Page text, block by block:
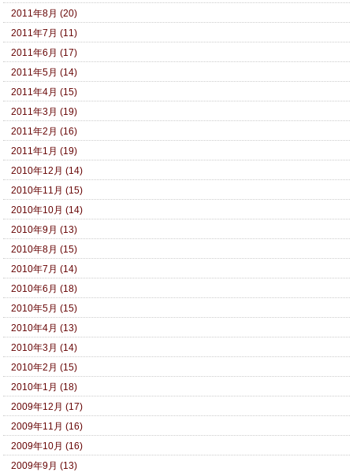
2011年8月 (20)
2011年7月 (11)
2011年6月 (17)
2011年5月 (14)
2011年4月 (15)
2011年3月 (19)
2011年2月 (16)
2011年1月 (19)
2010年12月 (14)
2010年11月 (15)
2010年10月 (14)
2010年9月 (13)
2010年8月 (15)
2010年7月 (14)
2010年6月 (18)
2010年5月 (15)
2010年4月 (13)
2010年3月 (14)
2010年2月 (15)
2010年1月 (18)
2009年12月 (17)
2009年11月 (16)
2009年10月 (16)
2009年9月 (13)